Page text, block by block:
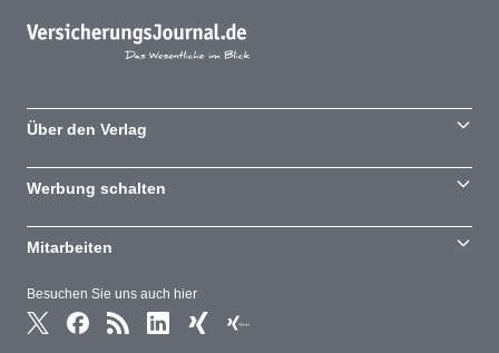
Besuchen Sie uns auch hier
Über den Verlag
Werbung schalten
Mitarbeiten